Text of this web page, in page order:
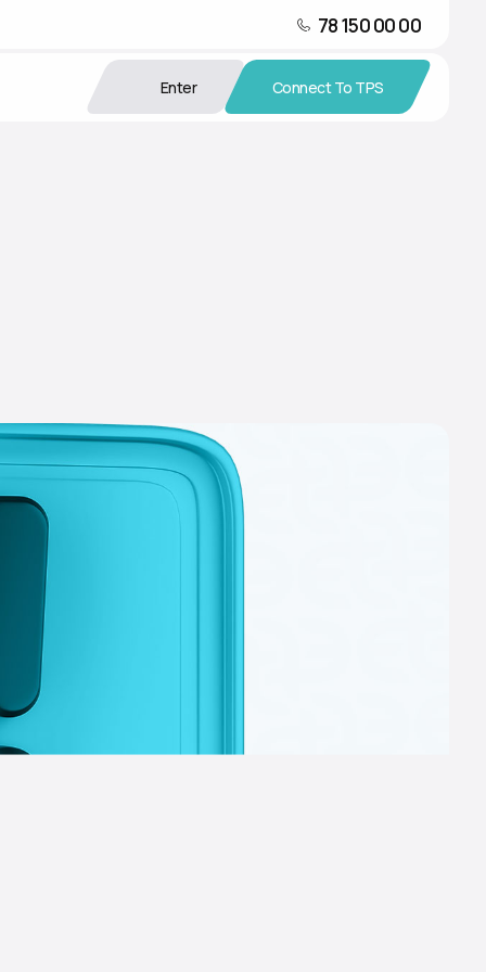
78 150 00 00
Enter Connect To TPS